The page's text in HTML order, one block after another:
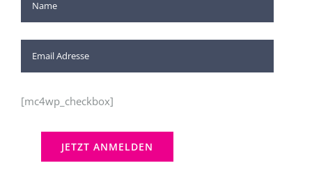
[mc4wp_checkbox]